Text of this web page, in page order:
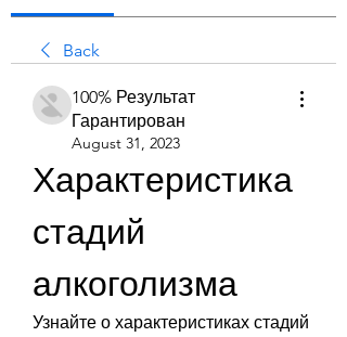
Back
100% Результат
Гарантирован
August 31, 2023
Характеристика
стадий
алкоголизма
Узнайте о характеристиках стадий